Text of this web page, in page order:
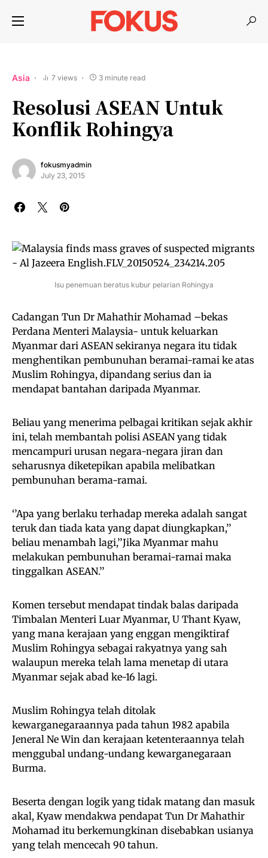
Asia 7 views 3 minute read
Resolusi ASEAN Untuk
Konflik Rohingya
fokusmyadmin
July 23, 2015
Isu penemuan beratus kubur pelarian Rohingya
Cadangan Tun Dr Mahathir Mohamad –bekas
Perdana Menteri Malaysia- untuk keluarkan
Myanmar dari ASEAN sekiranya negara itu tidak
menghentikan pembunuhan beramai-ramai ke atas
Muslim Rohingya, dipandang serius dan ia
mendapat bantahan daripada Myanmar.
Beliau yang menerima pelbagai kritikan sejak akhir
ini, telah membantah polisi ASEAN yang tidak
mencampuri urusan negara-negara jiran dan
seharusnya diketepikan apabila melibatkan
pembunuhan berama-ramai.
‘’Apa yang berlaku terhadap mereka adalah sangat
teruk dan tiada kata yang dapat diungkapkan,’’
beliau menambah lagi,’’Jika Myanmar mahu
melakukan pembunuhan beramai-ramai maka
tinggalkan ASEAN.’’
Komen tersebut mendapat tindak balas daripada
Timbalan Menteri Luar Myanmar, U Thant Kyaw,
yang mana kerajaan yang enggan mengiktiraf
Muslim Rohingya sebagai rakyatnya yang sah
walaupun mereka telah lama menetap di utara
Myanmar sejak abad ke-16 lagi.
Muslim Rohingya telah ditolak
kewarganegaraannya pada tahun 1982 apabila
Jeneral Ne Win dan kerajaan ketenteraannya telah
menggubal undang-undang kewarganegaraan
Burma.
Beserta dengan logik yang tidak matang dan masuk
akal, Kyaw mendakwa pendapat Tun Dr Mahathir
Mohamad itu berkemungkinan disebabkan usianya
yang telah mencecah 90 tahun.